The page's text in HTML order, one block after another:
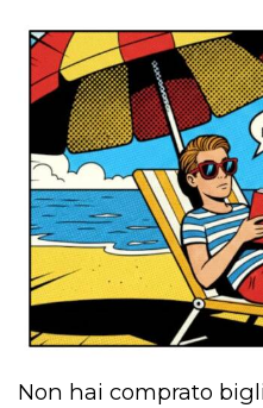
Non hai comprato
datr